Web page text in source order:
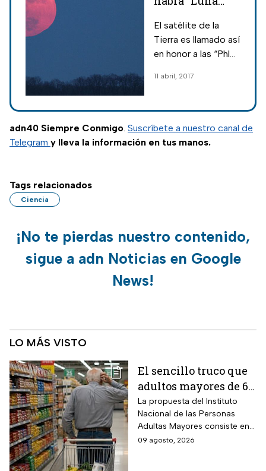
El satélite de la
Tierra es llamado así
en honor a las “Phlox
11 abril, 2017
adn40 Siempre Conmigo. Suscríbete a nuestro canal de
Telegram y lleva la información en tus manos.
Tags relacionados
Ciencia
¡No te pierdas nuestro contenido,
sigue a adn Noticias en Google
News!
LO MÁS VISTO
El sencillo truco que
adultos mayores de 60
años deben hacer al ir
al supermercado para
fortalecer la memoria,
según recomienda el
La propuesta del Instituto
Nacional de las Personas
Adultas Mayores consiste en
transformar una tarea
09 agosto, 2026